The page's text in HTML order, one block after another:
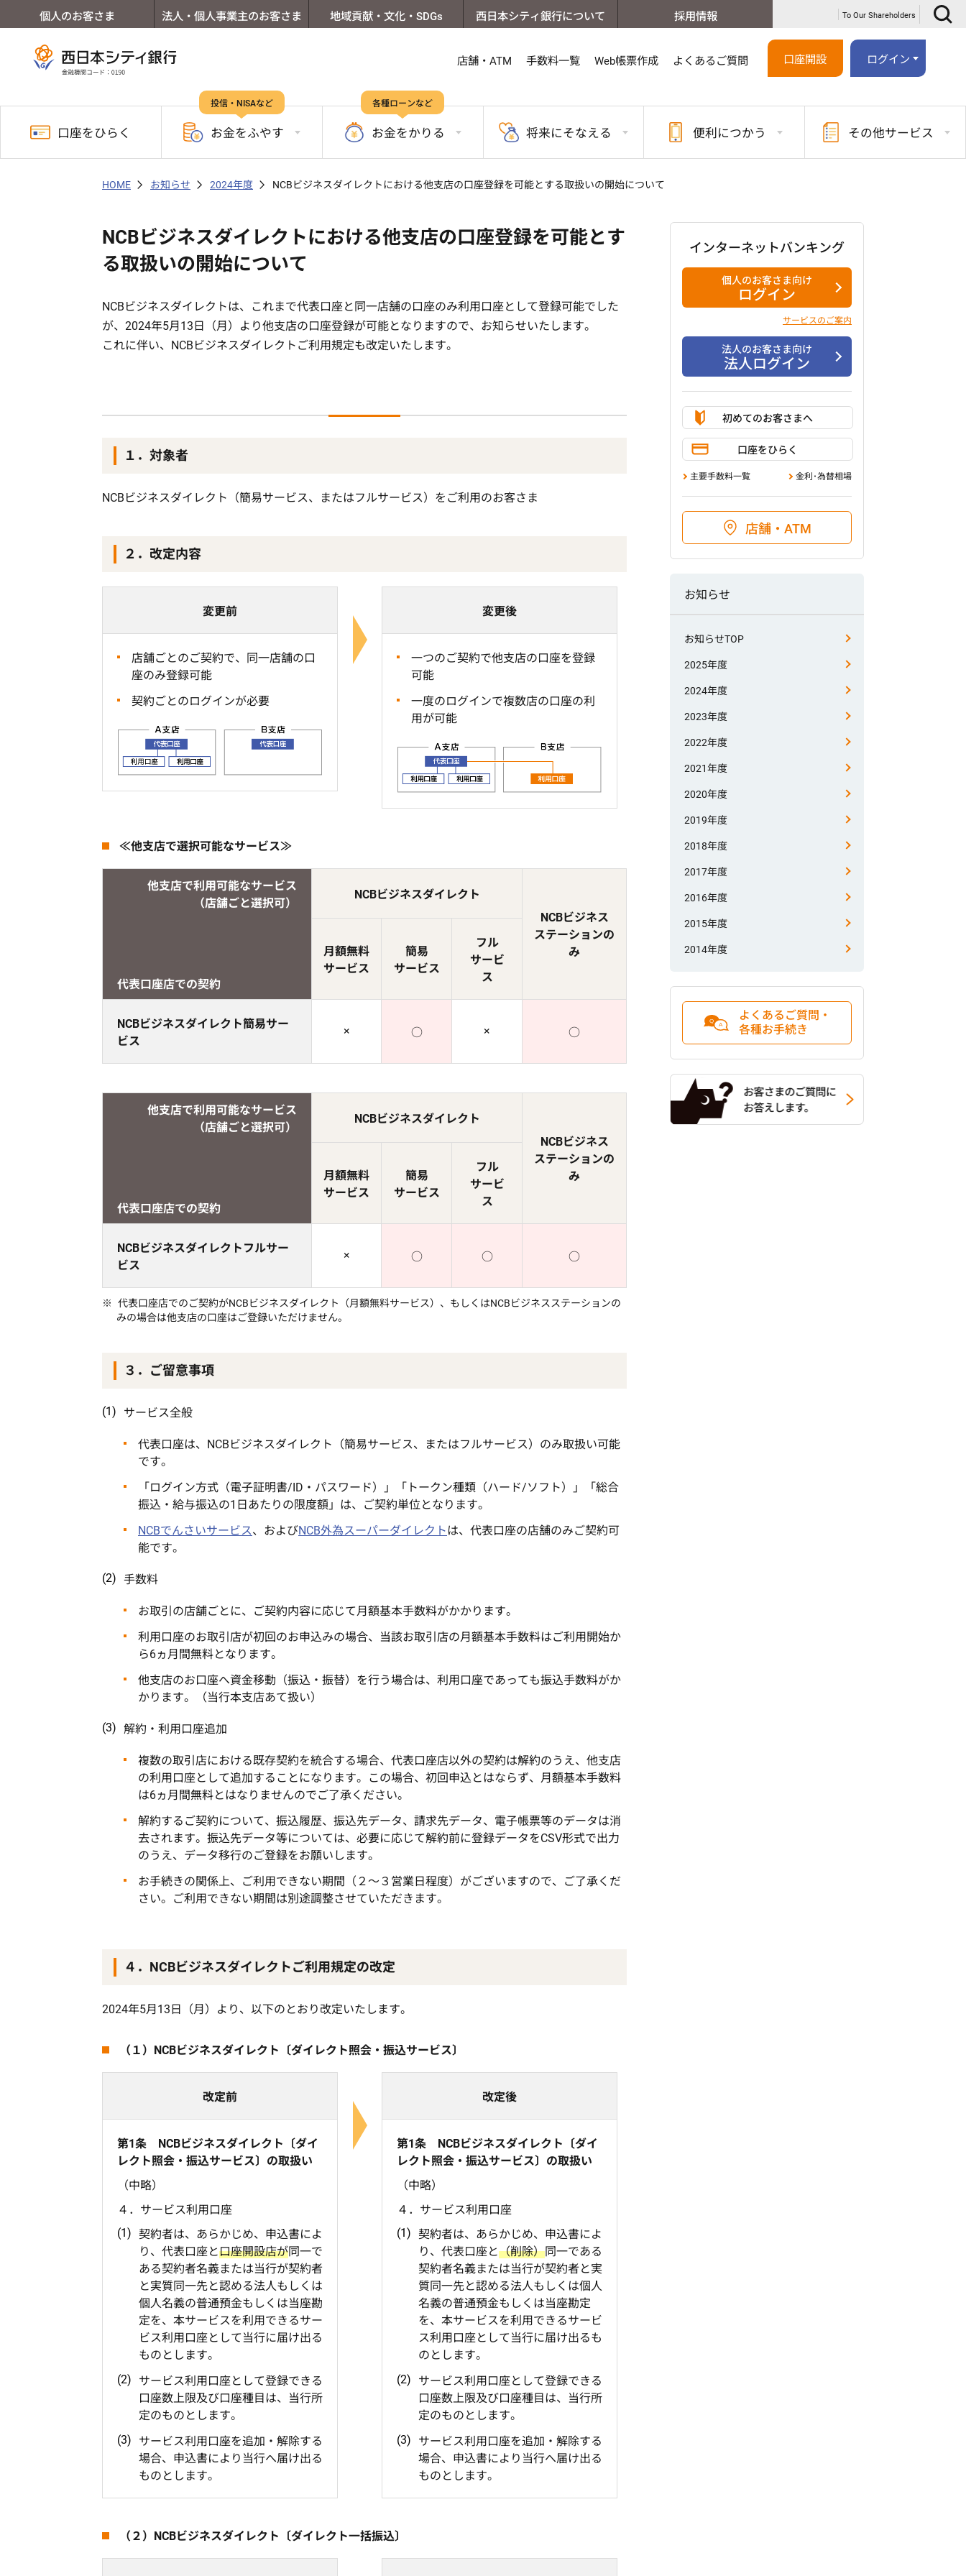
個人のお客さま 法人・個人事業主のお客さま 地域貢献・文化・SDGs 西日本シティ銀行について 採用情報 To Our Shareholders
店舗・ATM 手数料一覧 Web帳票作成 よくあるご質問 口座開設 ログイン
口座を ひらく
投信・NISAなど
お金をふやす
各種ローンなど
お金をかりる 将来にそなえる 便利につかう その他サービス
HOME お知らせ 2024年度 NCBビジネスダイレクトにおける他支店の口座登録を可能とする取扱いの開始について
NCBビジネスダイレクトにおける他支店の口座登録を可能とす
る取扱いの開始について
NCBビジネスダイレクトは、これまで代表口座と同一店舗の口座のみ利用口座として登録可能でした
が、2024年5月13日（月）より他支店の口座登録が可能となりますので、お知らせいたします。
これに伴い、NCBビジネスダイレクトご利用規定も改定いたします。
１．対象者
NCBビジネスダイレクト（簡易サービス、またはフルサービス）をご利用のお客さま
２．改定内容
変更前
店舗ごとのご契約で、同一店舗の口
座のみ登録可能
契約ごとのログインが必要
変更後
一つのご契約で他支店の口座を登録
可能
一度のログインで複数店の口座の利
用が可能
≪他支店で選択可能なサービス≫
他支店で利用可能なサービス
（店舗ごと選択可）
NCBビジネスダイレクト
NCBビジネス
ステーションの
み
代表口座店での契約
月額無料
サービス
簡易
サービス
フル
サービ
ス
NCBビジネスダイレクト簡易サー
ビス
× ○ × ○
他支店で利用可能なサービス
（店舗ごと選択可）
NCBビジネスダイレクト
NCBビジネス
ステーションの
み
代表口座店での契約
月額無料
サービス
簡易
サービス
フル
サービ
ス
NCBビジネスダイレクトフルサー
ビス
× ○ ○ ○
代表口座店でのご契約がNCBビジネスダイレクト（月額無料サービス）、もしくはNCBビジネスステーションの
みの場合は他支店の口座はご登録いただけません。
３．ご留意事項
サービス全般
代表口座は、NCBビジネスダイレクト（簡易サービス、またはフルサービス）のみ取扱い可能
です。
「ログイン方式（電子証明書/ID・パスワード）」「トークン種類（ハード/ソフト）」「総合
振込・給与振込の1日あたりの限度額」は、ご契約単位となります。
NCBでんさいサービス、およびNCB外為スーパーダイレクトは、代表口座の店舗のみご契約可
能です。
手数料
お取引の店舗ごとに、ご契約内容に応じて月額基本手数料がかかります。
利用口座のお取引店が初回のお申込みの場合、当該お取引店の月額基本手数料はご利用開始か
ら6ヵ月間無料となります。
他支店のお口座へ資金移動（振込・振替）を行う場合は、利用口座であっても振込手数料がか
かります。（当行本支店あて扱い）
解約・利用口座追加
複数の取引店における既存契約を統合する場合、代表口座店以外の契約は解約のうえ、他支店
の利用口座として追加することになります。この場合、初回申込とはならず、月額基本手数料
は6ヵ月間無料とはなりませんのでご了承ください。
解約するご契約について、振込履歴、振込先データ、請求先データ、電子帳票等のデータは消
去されます。振込先データ等については、必要に応じて解約前に登録データをCSV形式で出力
のうえ、データ移行のご登録をお願いします。
お手続きの関係上、ご利用できない期間（２～３営業日程度）がございますので、ご了承くだ
さい。ご利用できない期間は別途調整させていただきます。
４．NCBビジネスダイレクトご利用規定の改定
2024年5月13日（月）より、以下のとおり改定いたします。
（１）NCBビジネスダイレクト〔ダイレクト照会・振込サービス〕
改定前
第1条 NCBビジネスダイレクト〔ダイ
レクト照会・振込サービス〕の取扱い
（中略）
４．サービス利用口座
契約者は、あらかじめ、申込書によ
り、代表口座と口座開設店が同一で
ある契約者名義または当行が契約者
と実質同一先と認める法人もしくは
個人名義の普通預金もしくは当座勘
定を、本サービスを利用できるサー
ビス利用口座として当行に届け出る
ものとします。
サービス利用口座として登録できる
口座数上限及び口座種目は、当行所
定のものとします。
サービス利用口座を追加・解除する
場合、申込書により当行へ届け出る
ものとします。
改定後
第1条 NCBビジネスダイレクト〔ダイ
レクト照会・振込サービス〕の取扱い
（中略）
４．サービス利用口座
契約者は、あらかじめ、申込書によ
り、代表口座と（削除）同一である
契約者名義または当行が契約者と実
質同一先と認める法人もしくは個人
名義の普通預金もしくは当座勘定
を、本サービスを利用できるサービ
ス利用口座として当行に届け出るも
のとします。
サービス利用口座として登録できる
口座数上限及び口座種目は、当行所
定のものとします。
サービス利用口座を追加・解除する
場合、申込書により当行へ届け出る
ものとします。
（２）NCBビジネスダイレクト〔ダイレクト一括振込〕
インターネットバンキング
個人のお客さま向け
ログイン
サービスのご案内
法人のお客さま向け
法人ログイン
初めてのお客さまへ
口座をひらく
主要手数料一覧 金利･為替相場
店舗・ATM
お知らせ
お知らせTOP
2025年度
2024年度
2023年度
2022年度
2021年度
2020年度
2019年度
2018年度
2017年度
2016年度
2015年度
2014年度
よくあるご質問・
各種お手続き